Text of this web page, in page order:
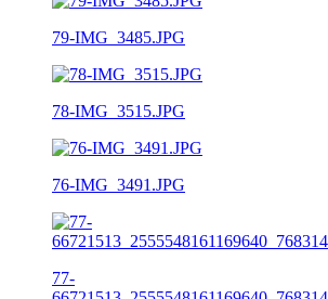
79-IMG_3485.JPG
78-IMG_3515.JPG
76-IMG_3491.JPG
77-